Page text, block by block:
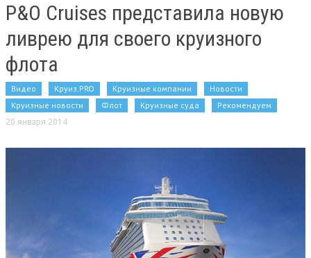
P&O Cruises представила новую
ливрею для своего круизного
флота
Видео Круиз.PRO Круизные компании
Новости
Круизные новости
Флот Круизные суда Рекомендуем
20 января 2014